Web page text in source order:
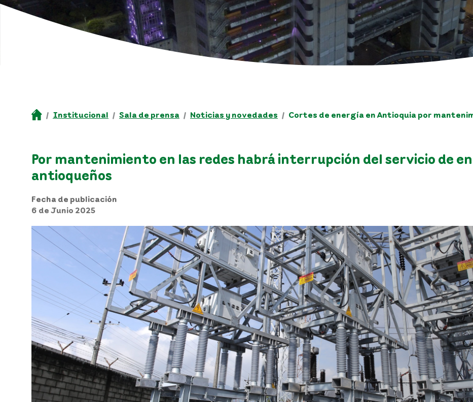
Institucional Sala de prensa Noticias y novedades Cortes de energía en Antioquia por
Por mantenimiento en las redes habrá interrupción del servicio de
antioqueños
Fecha de publicación
6 de Junio 2025